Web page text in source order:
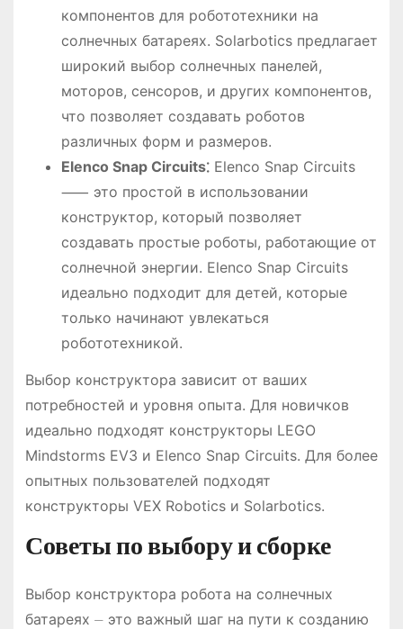
компонентов для робототехники на
солнечных батареях. Solarbotics предлагает
широкий выбор солнечных панелей,
моторов, сенсоров, и других компонентов,
что позволяет создавать роботов
различных форм и размеров.
Elenco Snap Circuits⁚Elenco Snap Circuits
⸺ это простой в использовании
конструктор, который позволяет
создавать простые роботы, работающие от
солнечной энергии. Elenco Snap Circuits
идеально подходит для детей, которые
только начинают увлекаться
робототехникой.
Выбор конструктора зависит от ваших
потребностей и уровня опыта. Для новичков
идеально подходят конструкторы LEGO
Mindstorms EV3 и Elenco Snap Circuits. Для более
опытных пользователей подходят
конструкторы VEX Robotics и Solarbotics.
Советы по выбору и сборке
Выбор конструктора робота на солнечных
батареях ⏤ это важный шаг на пути к созданию